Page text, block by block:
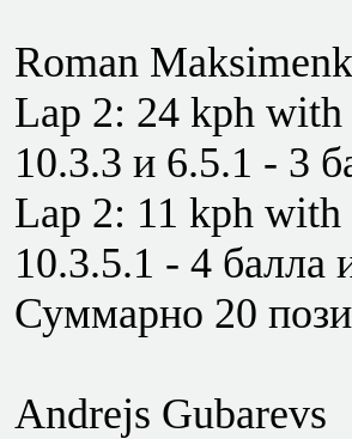
Roman
Lap 2: 24 kph with
10.3.3 и 6.5.1 - 3
Lap 2: 11 kph
10.3.5.1 - 4 балла
Суммарно 20
Andrejs Gubarevs